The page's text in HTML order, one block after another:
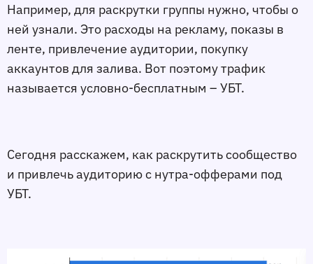
Например, для раскрутки группы нужно, чтобы о
ней узнали. Это расходы на рекламу, показы в
ленте, привлечение аудитории, покупку
аккаунтов для залива. Вот поэтому трафик
называется условно-бесплатным – УБТ.
Сегодня расскажем, как раскрутить сообщество
и привлечь аудиторию с нутра-офферами под
УБТ.